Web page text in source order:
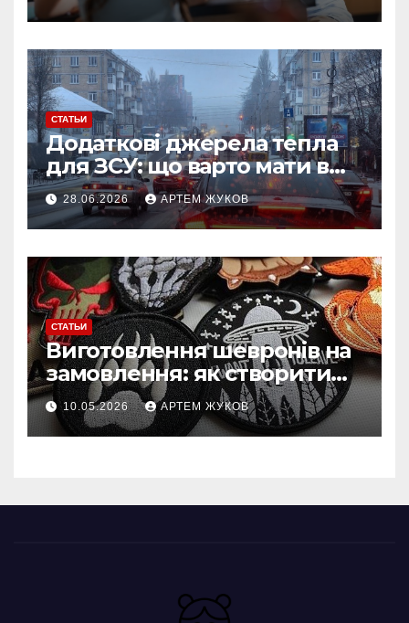
СТАТЬИ
Додаткові джерела тепла
для ЗСУ: що варто мати в
польових умовах взимку
28.06.2026 АРТЕМ ЖУКОВ
СТАТЬИ
Виготовлення шевронів на
замовлення: як створити
власний дизайн нашивки
10.05.2026 АРТЕМ ЖУКОВ